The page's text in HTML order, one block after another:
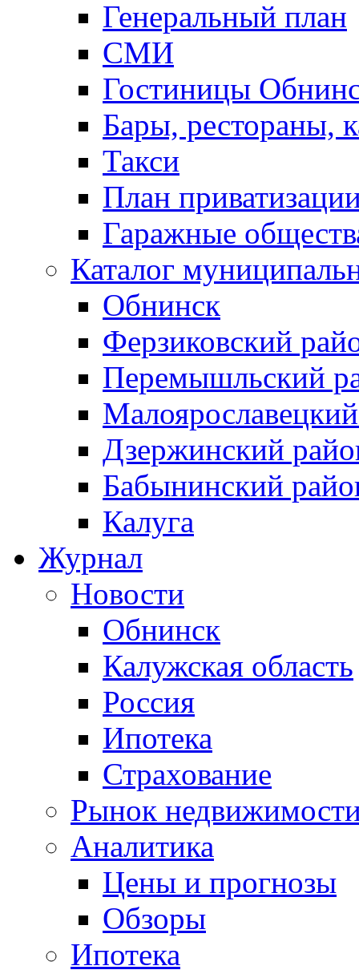
Генеральный план
СМИ
Гостиницы
Бары, рестораны,
Такси
План
Гаражные
Каталог
Обнинск
Ферзиковский
Перемышльский
Дзержинский
Бабынинский
Калуга
Журнал
Новости
Обнинск
Калужская область
Россия
Ипотека
Страхование
Рынок
Аналитика
Цены и прогнозы
Обзоры
Ипотека